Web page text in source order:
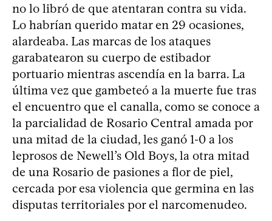
no lo libró de que atentaran contra su vida.
Lo habrían querido matar en 29 ocasiones,
alardeaba. Las marcas de los ataques
garabatearon su cuerpo de estibador
portuario mientras ascendía en la barra. La
última vez que gambeteó a la muerte fue tras
el encuentro que el canalla, como se conoce a
la parcialidad de Rosario Central amada por
una mitad de la ciudad, les ganó 1-0 a los
leprosos de Newell’s Old Boys, la otra mitad
de una Rosario de pasiones a flor de piel,
cercada por esa violencia que germina en las
disputas territoriales por el narcomenudeo.